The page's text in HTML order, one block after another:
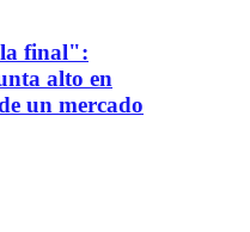
la final":
alto en
un mercado